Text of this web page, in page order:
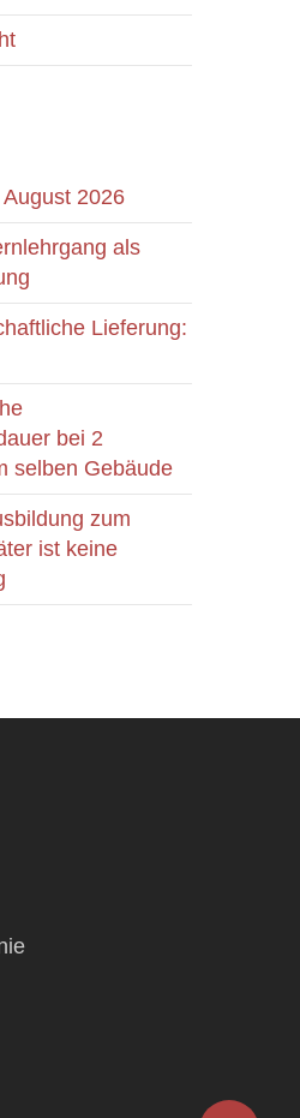
2026
als
Lieferung:
bei 2
selben Gebäude
zum
ist keine